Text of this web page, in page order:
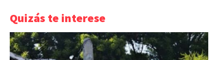
Quizás te interese